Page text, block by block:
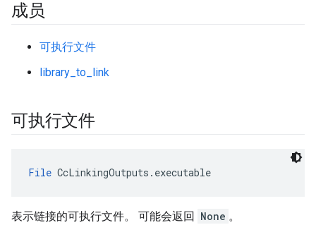
成员
可执行文件
library_to_link
可执行文件
File CcLinkingOutputs.executable
表示链接的可执行文件。 可能会返回 None 。